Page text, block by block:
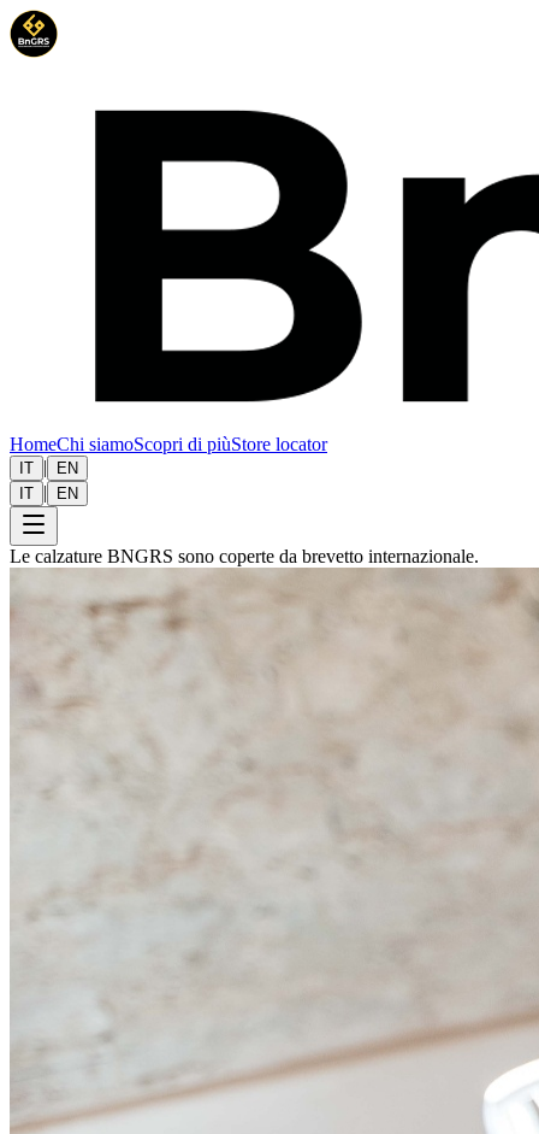
HomeChi siamoScopri di piùStore locator
IT |
EN
IT | EN
Le calzature BNGRS sono coperte da brevetto internazionale.